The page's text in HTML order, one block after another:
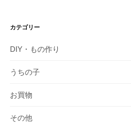
カテゴリー
DIY・もの作り
うちの子
お買物
その他